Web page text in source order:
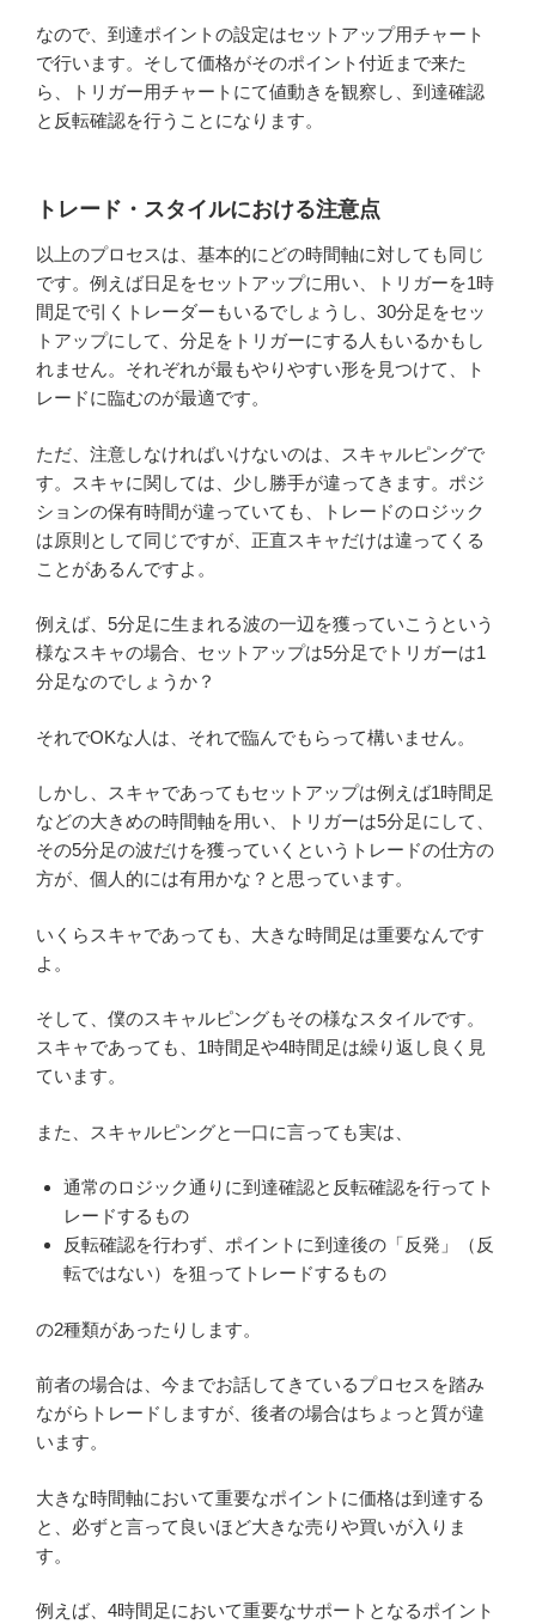
なので、到達ポイントの設定はセットアップ用チャート
で行います。そして価格がそのポイント付近まで来た
ら、トリガー用チャートにて値動きを観察し、到達確認
と反転確認を行うことになります。
トレード・スタイルにおける注意点
以上のプロセスは、基本的にどの時間軸に対しても同じ
です。例えば日足をセットアップに用い、トリガーを1時
間足で引くトレーダーもいるでしょうし、30分足をセッ
トアップにして、分足をトリガーにする人もいるかもし
れません。それぞれが最もやりやすい形を見つけて、ト
レードに臨むのが最適です。
ただ、注意しなければいけないのは、スキャルピングで
す。スキャに関しては、少し勝手が違ってきます。ポジ
ションの保有時間が違っていても、トレードのロジック
は原則として同じですが、正直スキャだけは違ってくる
ことがあるんですよ。
例えば、5分足に生まれる波の一辺を獲っていこうという
様なスキャの場合、セットアップは5分足でトリガーは1
分足なのでしょうか？
それでOKな人は、それで臨んでもらって構いません。
しかし、スキャであってもセットアップは例えば1時間足
などの大きめの時間軸を用い、トリガーは5分足にして、
その5分足の波だけを獲っていくというトレードの仕方の
方が、個人的には有用かな？と思っています。
いくらスキャであっても、大きな時間足は重要なんです
よ。
そして、僕のスキャルピングもその様なスタイルです。
スキャであっても、1時間足や4時間足は繰り返し良く見
ています。
また、スキャルピングと一口に言っても実は、
通常のロジック通りに到達確認と反転確認を行ってト
レードするもの
反転確認を行わず、ポイントに到達後の「反発」（反
転ではない）を狙ってトレードするもの
の2種類があったりします。
前者の場合は、今までお話してきているプロセスを踏み
ながらトレードしますが、後者の場合はちょっと質が違
います。
大きな時間軸において重要なポイントに価格は到達する
と、必ずと言って良いほど大きな売りや買いが入りま
す。
例えば、4時間足において重要なサポートとなるポイント